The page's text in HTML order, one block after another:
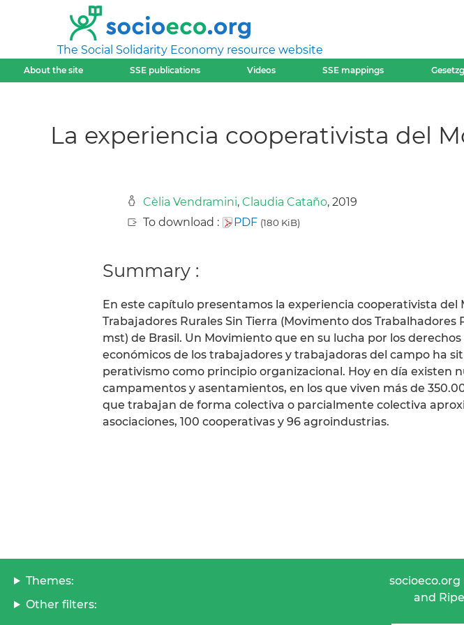
The Social Solidarity Economy resource website
About the site SSE publications Videos SSE mappings
La experiencia cooperativista del
Cèlia Vendramini, Claudia Cataño, 2019
To download :
PDF (180 KiB)
Summary :
En este capítulo presentamos la experiencia cooperativista del
Trabajadores Rurales Sin Tierra (Movimento dos Trabalhadores
mst) de Brasil. Un Movimiento que en su lucha por los derechos
económicos de los trabajadores y trabajadoras del campo ha
perativismo como principio organizacional. Hoy en día existen
campamentos y asentamientos, en los que viven más de
que trabajan de forma colectiva o parcialmente colectiva
asociaciones, 100 cooperativas y 96 agroindustrias.
Themes:
Other filters:
socioeco.org
and